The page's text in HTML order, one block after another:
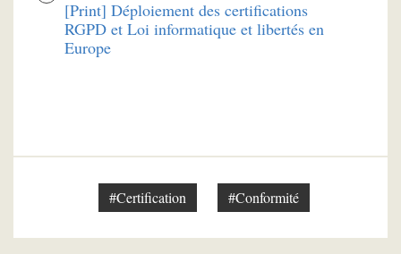
[Print] Déploiement des certifications
RGPD et Loi informatique et libertés en
Europe
#Certification #Conformité